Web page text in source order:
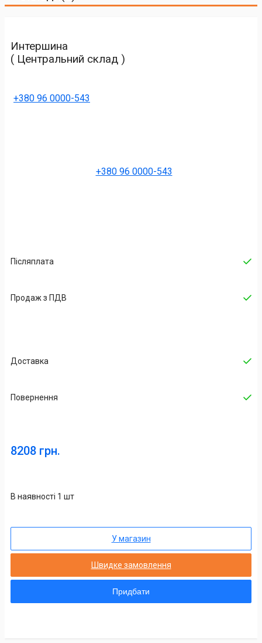
Интершина
( Центральний склад )
+380 96 0000-543
+380 96 0000-543
Післяплата
Продаж з ПДВ
Доставка
Повернення
8208 грн.
В наявності 1 шт
У магазин
Швидке замовлення
Придбати